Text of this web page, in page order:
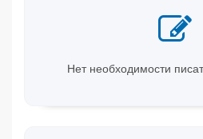
Нет необходимости